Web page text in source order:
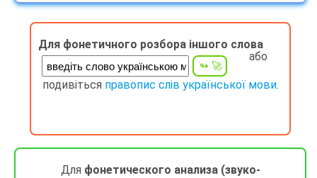
Для фонетичного розбора іншого слова
або
подивіться правопис слів української мови.
Для фонетического анализа (звуко-